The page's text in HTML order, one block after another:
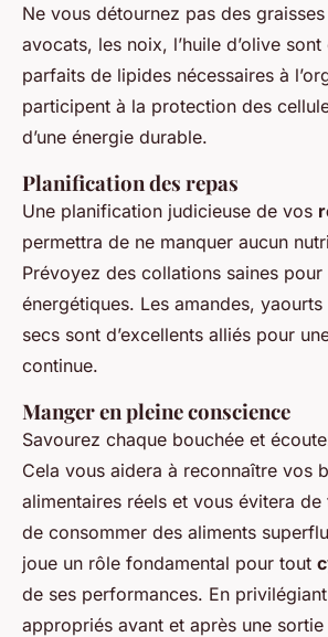
Ne vous détournez pas des
avocats, les noix, l’huile d’olive
parfaits de lipides nécessaires à
participent à la protection des
d’une énergie durable.
Planification des repas
Une planification judicieuse de vos
permettra de ne manquer aucun
Prévoyez des collations saines
énergétiques. Les amandes,
secs sont d’excellents alliés pour
continue.
Manger en pleine conscience
Savourez chaque bouchée et
Cela vous aidera à reconnaître vos
alimentaires réels et vous évitera
de consommer des aliments
joue un rôle fondamental pour tout
de ses performances. En
appropriés avant et après une